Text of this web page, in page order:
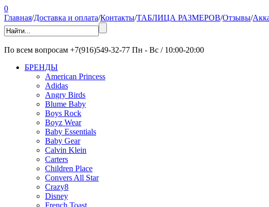
0
Главная/Доставка и оплата/Контакты/ТАБЛИЦА РАЗМЕРОВ/Отзывы/
По всем вопросам +7(916)549-32-77 Пн - Вс / 10:00-20:00
БРЕНДЫ
American Princess
Adidas
Angry Birds
Blume Baby
Boys Rock
Boyz Wear
Baby Essentials
Baby Gear
Calvin Klein
Carters
Children Place
Convers All Star
Crazy8
Disney
French Toast